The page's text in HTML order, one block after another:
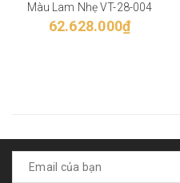
Màu Lam Nhẹ VT-28-004
62.628.000₫